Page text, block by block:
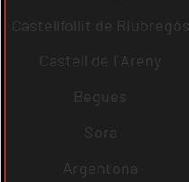
Castellfollit de Riubregós
Castell de l´Areny
Begues
Sora
Argentona